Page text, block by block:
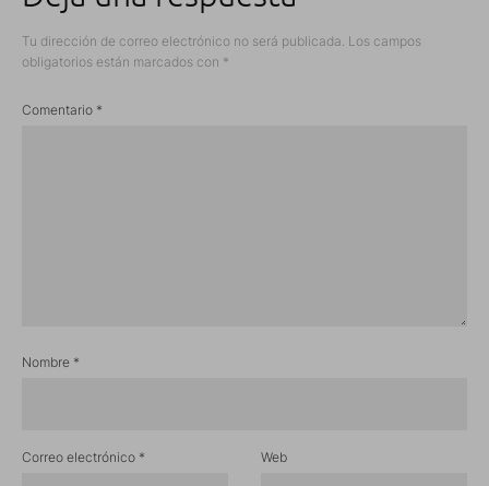
Tu dirección de correo electrónico no será publicada. Los campos
obligatorios están marcados con *
Comentario *
Nombre *
Correo electrónico * Web